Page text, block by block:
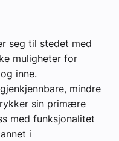
seg til stedet med
muligheter for
inne.
mindre
sin primære
med funksjonalitet
i